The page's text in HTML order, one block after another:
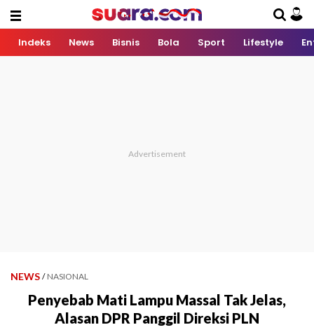
Indeks News Bisnis Bola Sport Lifestyle
NEWS / NASIONAL
Penyebab Mati Lampu Massal Tak Jelas,
Alasan DPR Panggil Direksi PLN